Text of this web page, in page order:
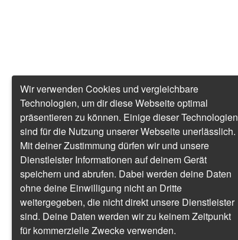
Wir verwenden Cookies und vergleichbare
Technologien, um dir diese Webseite optimal
präsentieren zu können. Einige dieser Technologien
sind für die Nutzung unserer Webseite unerlässlich.
Mit deiner Zustimmung dürfen wir und unsere
Dienstleister Informationen auf deinem Gerät
speichern und abrufen. Dabei werden deine Daten
ohne deine Einwilligung nicht an Dritte
weitergegeben, die nicht direkt unsere Dienstleister
sind. Deine Daten werden wir zu keinem Zeitpunkt
für kommerzielle Zwecke verwenden.